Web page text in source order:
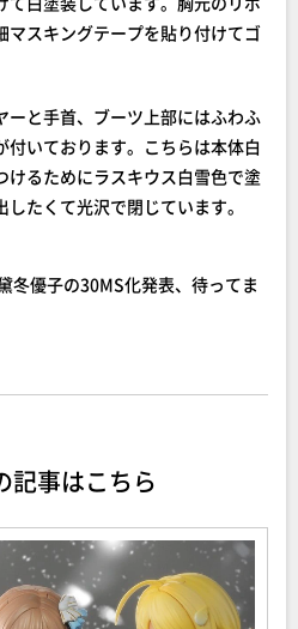
マスキングテープを貼り付けてゴ
と手首、ブーツ上部にはふわふ
いております。こちらは本体白
けるためにラスキウス白雪色で塗
たくて光沢で閉じています。
冬優子の30MS化発表、待ってま
事はこちら